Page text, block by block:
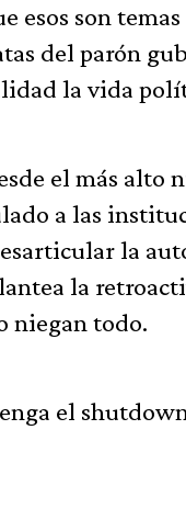
esos son
del parón
la vida
el más
a las
la
la
niegan todo.
el